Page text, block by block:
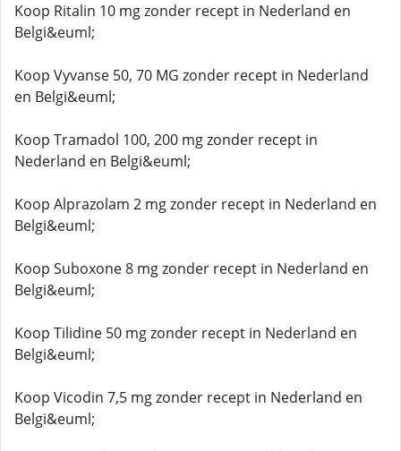
Koop Ritalin 10 mg zonder recept in Nederland en
Belgi&euml;
Koop Vyvanse 50, 70 MG zonder recept in Nederland
en Belgi&euml;
Koop Tramadol 100, 200 mg zonder recept in
Nederland en Belgi&euml;
Koop Alprazolam 2 mg zonder recept in Nederland en
Belgi&euml;
Koop Suboxone 8 mg zonder recept in Nederland en
Belgi&euml;
Koop Tilidine 50 mg zonder recept in Nederland en
Belgi&euml;
Koop Vicodin 7,5 mg zonder recept in Nederland en
Belgi&euml;